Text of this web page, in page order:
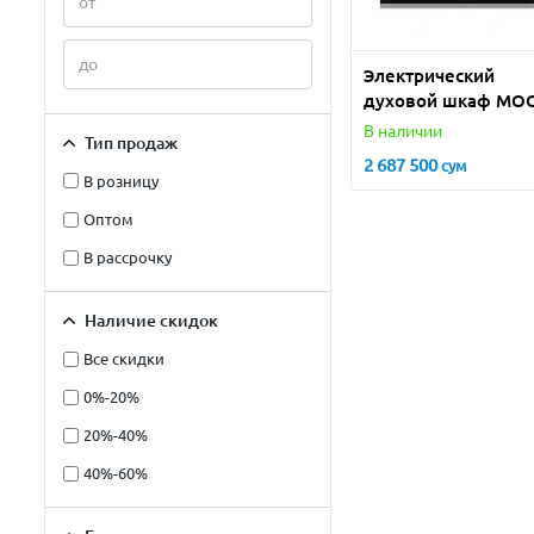
Тип продаж
В розницу
Оптом
В рассрочку
Наличие скидок
Все скидки
0%-20%
20%-40%
40%-60%
Электрический
духовой шкаф
BX8020I
В наличии
2 687 500сум